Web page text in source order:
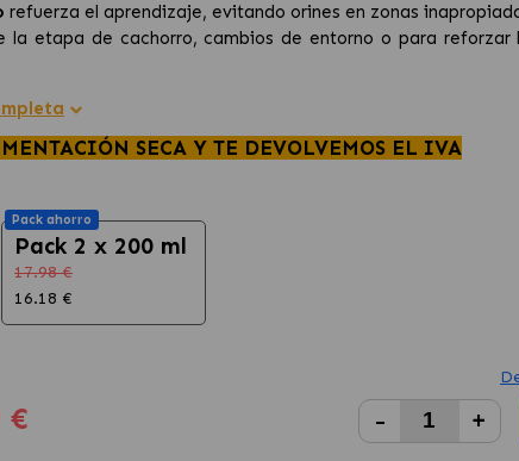
refuerza el aprendizaje, evitando orines en zonas
la etapa de cachorro, cambios de entorno o para reforzar
SECA Y TE DEVOLVEMOS EL IVA
Pack ahorro
Pack 2 x 200 ml
17.98 €
16.18 €
€ - +